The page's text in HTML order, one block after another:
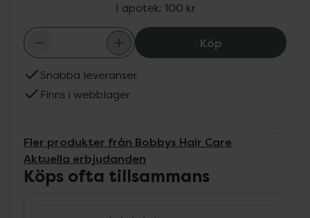
I apotek: 100 kr
KöpBobbys Hair
Snabba leveranser
Finns i webblager
Fler produkter från Bobbys Hair Care
Aktuella erbjudanden
Köps ofta tillsammans